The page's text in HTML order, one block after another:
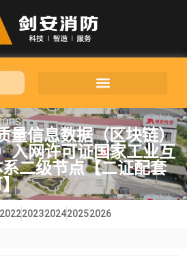
量信息数据（区块链）
入网许可证国家工业互
二级节点【二证配套
20222023202420252026